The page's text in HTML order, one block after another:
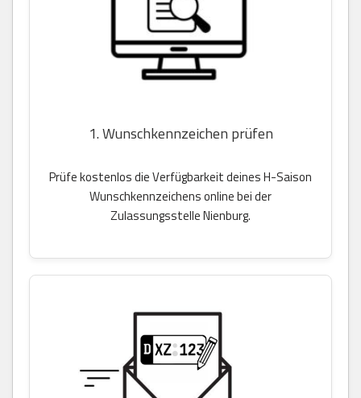
1. Wunschkennzeichen prüfen
Prüfe kostenlos die Verfügbarkeit deines H-Saison
Wunschkennzeichens online bei der
Zulassungsstelle Nienburg.